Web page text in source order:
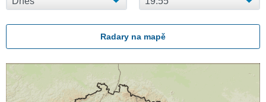
Radary na mapě